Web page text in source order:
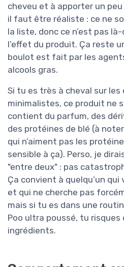
cheveu et à apporter un
il faut être réaliste : ce ne
la liste, donc ce n’est pas
l’effet du produit. Ça reste
boulot est fait par les
alcools gras.
Si tu es très à cheval sur
minimalistes, ce produit ne
contient du parfum, des
des protéines de blé (à
qui n’aiment pas les
sensible à ça). Perso, je
"entre deux" : pas
Ça convient à quelqu’un
et qui ne cherche pas
mais si tu es dans une
Poo ultra poussé, tu
ingrédients.